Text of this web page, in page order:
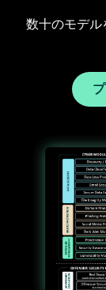
数十のモデ